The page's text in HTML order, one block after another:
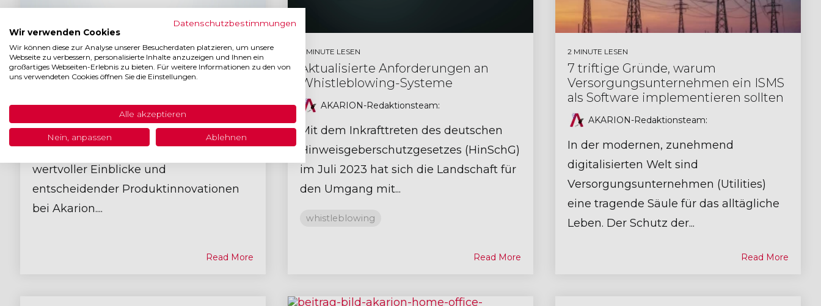
3 MINUTE LESEN
Akarion 2024: Ein Jahr geprägt von
Innovation & Vertrauen
Pauline Mitifiot:
Das Jahr 2024 neigt sich dem Ende zu
– ein Jahr voller spannender Events,
wertvoller Einblicke und
entscheidender Produktinnovationen
bei Akarion....
Read More
3 MINUTE LESEN
Aktualisierte Anforderungen an
Whistleblowing-Systeme
AKARION-Redaktionsteam:
Mit dem Inkrafttreten des deutschen
Hinweisgeberschutzgesetzes (HinSchG)
im Juli 2023 hat sich die Landschaft für
den Umgang mit...
whistleblowing
Read More
2 MINUTE LESEN
7 triftige Gründe, warum
Versorgungsunternehmen ein ISMS
als Software implementieren sollten
AKARION-Redaktionsteam:
In der modernen, zunehmend
digitalisierten Welt sind
Versorgungsunternehmen (Utilities)
eine tragende Säule für das alltägliche
Leben. Der Schutz der...
Read More
Datenschutzbestimmungen
Wir verwenden Cookies
Wir können diese zur Analyse unserer Besucherdaten platzieren, um unsere
Webseite zu verbessern, personalisierte Inhalte anzuzeigen und Ihnen ein
großartiges Webseiten-Erlebnis zu bieten. Für weitere Informationen zu den von
uns verwendeten Cookies öffnen Sie die Einstellungen.
Alle akzeptieren
Nein, anpassen Ablehnen